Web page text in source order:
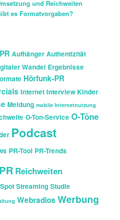
und Reichweiten
es Formatvorgaben?
Aufhänger Authentizität
Wandel Ergebnisse
Hörfunk-PR
Internet Interview Kinder
Meldung mobile Internetnutzung
O-Ton-Service O-Töne
Podcast
PR-Tool PR-Trends
Reichweiten
Spot Streaming Studie
Webradios Werbung